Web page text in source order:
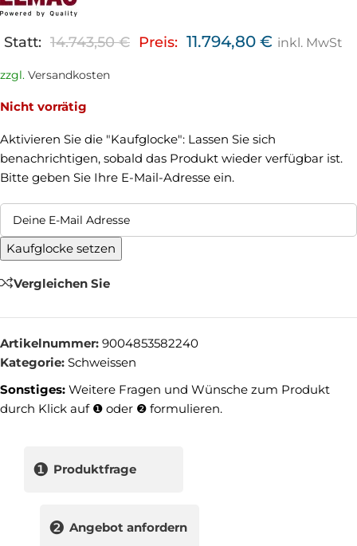
Statt: 14.743,50€ Preis: 11.794,80 € inkl. MwSt
zzgl. Versandkosten
Nicht vorrätig
Aktivieren Sie die "Kaufglocke": Lassen Sie sich
benachrichtigen, sobald das Produkt wieder verfügbar ist.
Bitte geben Sie Ihre E-Mail-Adresse ein.
Kaufglocke setzen
Vergleichen Sie
Artikelnummer: 9004853582240
Kategorie: Schweissen
Sonstiges: Weitere Fragen und Wünsche zum Produkt
durch Klick auf ❶ oder ❷ formulieren.
❶ Produktfrage
❷ Angebot anfordern